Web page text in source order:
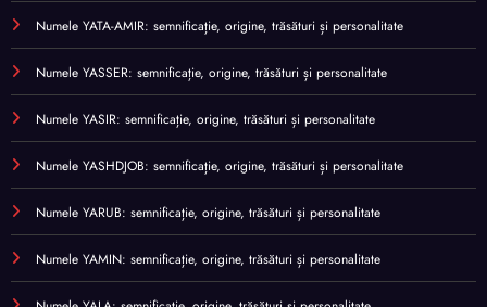
Numele YATA-AMIR: semnificație, origine, trăsături și personalitate
Numele YASSER: semnificație, origine, trăsături și personalitate
Numele YASIR: semnificație, origine, trăsături și personalitate
Numele YASHDJOB: semnificație, origine, trăsături și personalitate
Numele YARUB: semnificație, origine, trăsături și personalitate
Numele YAMIN: semnificație, origine, trăsături și personalitate